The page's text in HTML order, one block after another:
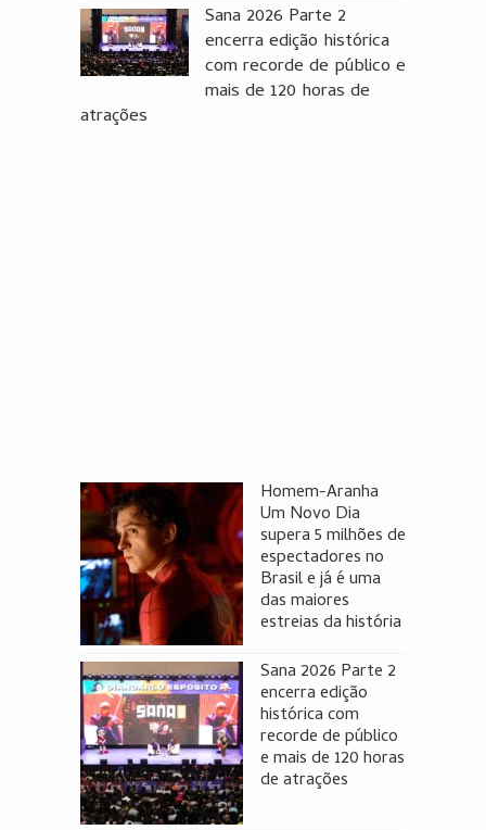
Sana 2026 Parte 2
encerra edição histórica
com recorde de público e
mais de 120 horas de
atrações
Homem-Aranha
Um Novo Dia
supera 5 milhões de
espectadores no
Brasil e já é uma
das maiores
estreias da história
Sana 2026 Parte 2
encerra edição
histórica com
recorde de público
e mais de 120 horas
de atrações